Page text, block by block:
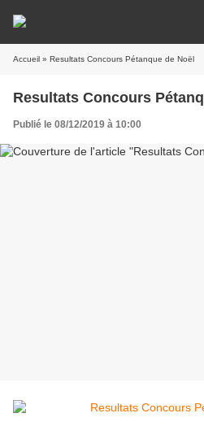
Accueil » Resultats Concours Pétanque de Noël
Resultats Concours
Publié le 08/12/2019 à 10:00